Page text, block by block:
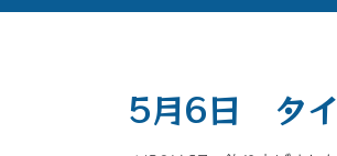
5月6日 タイ